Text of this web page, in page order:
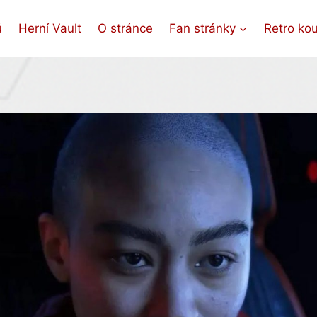
Herní Vault O stránce Fan stránky Retro